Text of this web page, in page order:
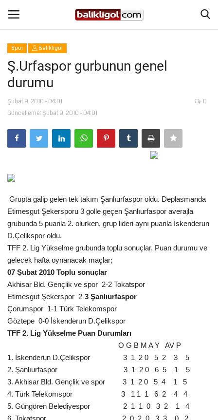
Giriş Yap
Anasayfa
Köşe Yazıları
Şanlıurfa
Spor
Gündem
Tekno Bilim
Ekonomi
Galeriler
Siyaset
Künye
Yaşam
İletişim
Spor Balıklıgöl
Ş.Urfaspor gurbunun genel
durumu
Şubat 9, 2010 - 04:01
Güncelleme: Şubat 9, 2010 - 04:01
0
Grupta galip gelen tek takım Şanlıurfaspor oldu. Deplasmanda
Etimesgut Şekersporu 3 golle geçen Şanlıurfaspor averajla
grubunda 5 puanla 2. olurken, grup lideri aynı puanla İskenderun
D.Çelikspor oldu.
TFF 2. Lig Yükselme grubunda toplu sonuçlar, Puan durumu ve
gelecek hafta oynanacak maçlar;
07 Şubat 2010 Toplu sonuçlar
Akhisar Bld. Gençlik ve spor 2-2 Tokatspor
Etimesgut Şekerspor 2-3 Şanlıurfaspor
Çorumspor 1-1 Türk Telekomspor
Göztepe 0-0 İskenderun D.Çelikspor
TFF 2. Lig Yükselme Puan Durumları
O G B M A Y
AV P
1. İskenderun D.Çelikspor
3 1 2 0 5 2 3
5
2. Şanlıurfaspor
3 1 2 0 6 5 1
5
3. Akhisar Bld. Gençlik ve spor
3 1 2 0 5 4 1
5
4. Türk Telekomspor
3 1 1 1 6 2 4
4
5. Güngören Belediyespor
2 1 1 0 3 2 1
4
6. Tokatspor
2 0 2 0 3 3 0
2